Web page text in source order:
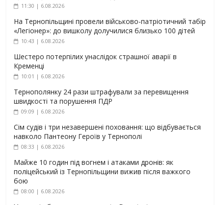
11:30 | 6.08.2026
На Тернопільщині провели військово-патріотичний табір
«Легіонер»: до вишколу долучилися близько 100 дітей
10:43 | 6.08.2026
Шестеро потерпілих унаслідок страшної аварії в
Кременці
10:01 | 6.08.2026
Тернополянку 24 рази штрафували за перевищення
швидкості та порушення ПДР
09:09 | 6.08.2026
Сім судів і три незавершені поховання: що відбувається
навколо Пантеону Героїв у Тернополі
08:33 | 6.08.2026
Майже 10 годин під вогнем і атаками дронів: як
поліцейський із Тернопільщини вижив після важкого
бою
08:00 | 6.08.2026